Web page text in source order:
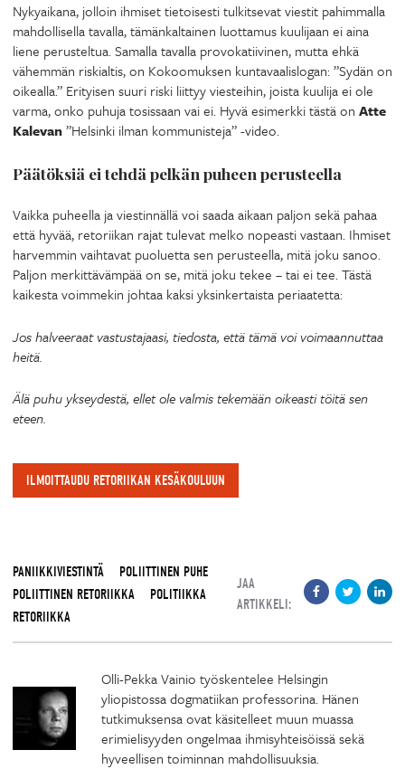
Nykyaikana, jolloin ihmiset tietoisesti tulkitsevat viestit pahimmalla
mahdollisella tavalla, tämänkaltainen luottamus kuulijaan ei aina
liene perusteltua. Samalla tavalla provokatiivinen, mutta ehkä
vähemmän riskialtis, on Kokoomuksen kuntavaalislogan: ”Sydän on
oikealla.” Erityisen suuri riski liittyy viesteihin, joista kuulija ei ole
varma, onko puhuja tosissaan vai ei. Hyvä esimerkki tästä on Atte
Kalevan”Helsinki ilman kommunisteja” -video.
Päätöksiä ei tehdä pelkän puheen perusteella
Vaikka puheella ja viestinnällä voi saada aikaan paljon sekä pahaa
että hyvää, retoriikan rajat tulevat melko nopeasti vastaan. Ihmiset
harvemmin vaihtavat puoluetta sen perusteella, mitä joku sanoo.
Paljon merkittävämpää on se, mitä joku tekee – tai ei tee. Tästä
kaikesta voimmekin johtaa kaksi yksinkertaista periaatetta:
Jos halveeraat vastustajaasi, tiedosta, että tämä voi voimaannuttaa
heitä.
Älä puhu ykseydestä, ellet ole valmis tekemään oikeasti töitä sen
eteen.
ILMOITTAUDU RETORIIKAN KESÄKOULUUN
PANIIKKIVIESTINTÄ
POLIITTINEN PUHE
POLIITTINEN RETORIIKKA
POLITIIKKA
RETORIIKKA
JAA
ARTIKKELI:
Olli-Pekka Vainio työskentelee Helsingin
yliopistossa dogmatiikan professorina. Hänen
tutkimuksensa ovat käsitelleet muun muassa
erimielisyyden ongelmaa ihmisyhteisöissä sekä
hyveellisen toiminnan mahdollisuuksia.